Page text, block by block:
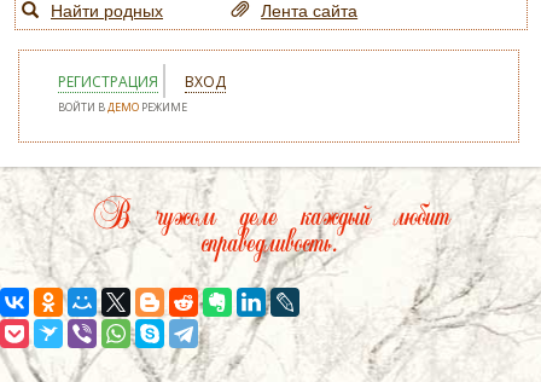
Найти родных
Лента сайта
РЕГИСТРАЦИЯ ВХОД
ВОЙТИ ВДЕМО РЕЖИМЕ
В чужом деле каждый любит
справедливость.